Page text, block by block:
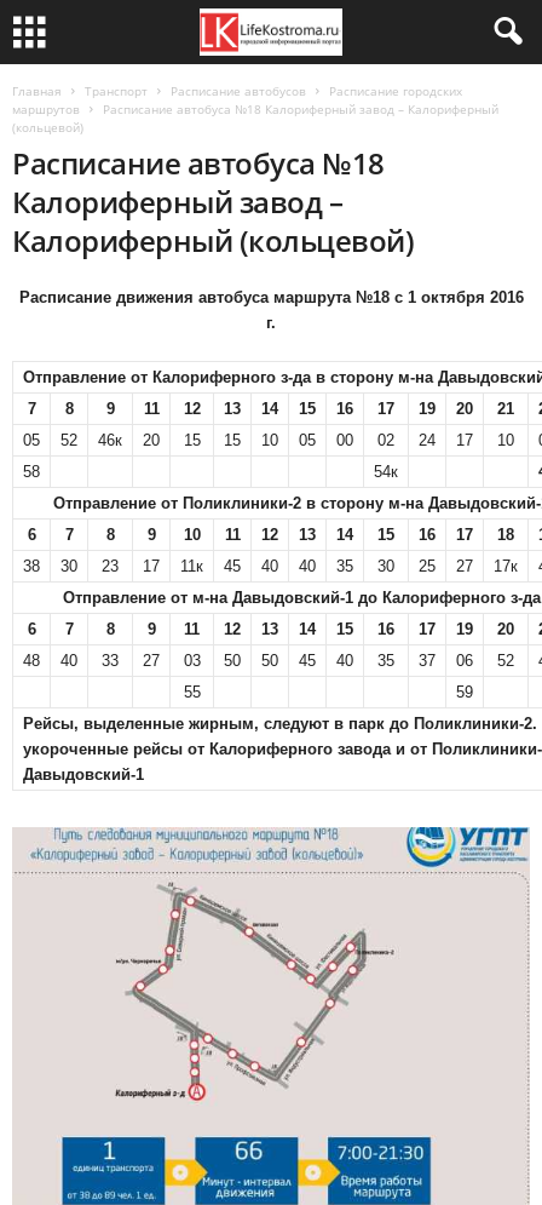
Главная Транспорт Расписание автобусов
Расписание городских
маршрутов
Расписание автобуса №18 Калориферный завод – Калориферный
(кольцевой)
Расписание автобуса №18
Калориферный завод –
Калориферный (кольцевой)
Расписание движения автобуса маршрута №18 с 1 октября 2016
г.
Отправление от Калориферного з-да в сторону м-на
7
8 9 11 12 13 14 15 16 17 19 20 21
05
52 46к 20 15 15 10 05 00 02 24 17 10
58
54к
Отправление от Поликлиники-2 в сторону м-на
6
7 8 9 10 11 12 13 14 15 16 17 18
38
30 23 17 11к 45 40 40 35 30 25 27 17к
Отправление от м-на Давыдовский-1 до Калориферного з-
6
7 8 9 11 12 13 14 15 16 17 19 20
48
40 33 27 03 50 50 45 40 35 37 06 52
55
59
Рейсы, выделенные жирным, следуют в парк до Поликлиники-2.
укороченные рейсы от Калориферного завода и от
Давыдовский-1